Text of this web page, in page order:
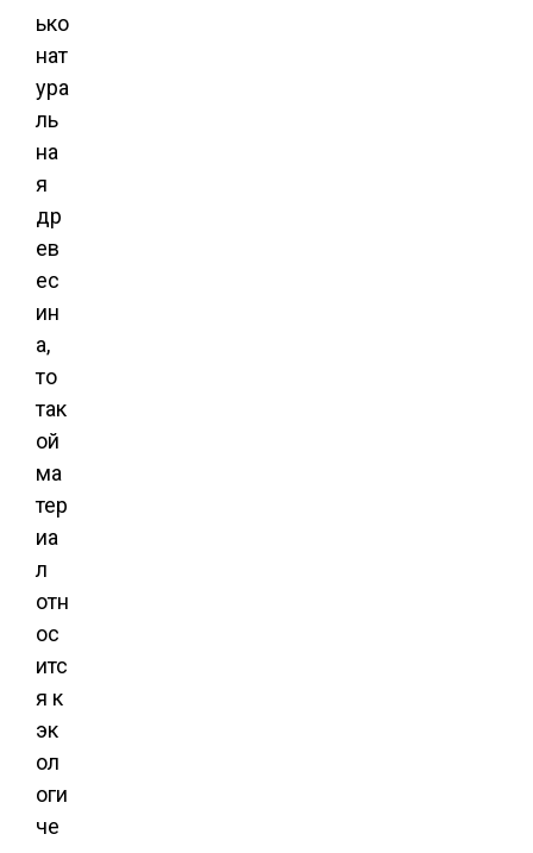
ько
нат
ура
ль
на
я
др
ев
ес
ин
а,
то
так
ой
ма
тер
иа
л
отн
ос
итс
я к
эк
ол
оги
че